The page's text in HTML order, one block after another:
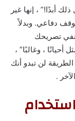
أبدًا!” ، إنها غير
دفاعي. وبدلاً
تصريحك
أحيانًا ، وغالبًا” ،
لن تبدو أنك
.